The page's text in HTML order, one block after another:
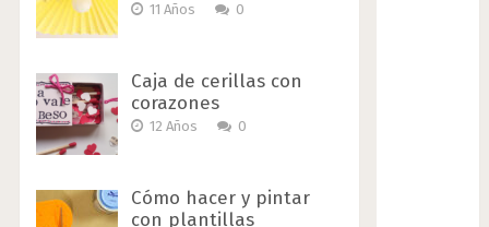
11 Años 0
Caja de cerillas con
corazones
12 Años 0
Cómo hacer y pintar
con plantillas